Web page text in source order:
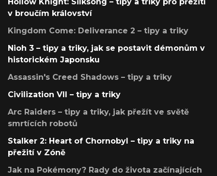
v broučím království
Kingdom Come: Deliverance 2 – tipy a triky
Nioh 3 – tipy a triky, jak se postavit démonům v
historickém Japonsku
Assassin's Creed Shadows – tipy a triky
Civilization VII – tipy a triky
Arc Raiders – tipy a triky, jak přežít ve světě
smrtících robotů
Stalker 2: Heart of Chornobyl – tipy a triky na
přežití v Zóně
Jak na Pokémony? Rady do života začínajících